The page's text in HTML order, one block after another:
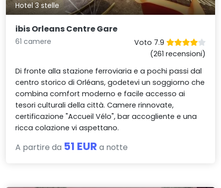
Hotel 3 stelle
ibis Orleans Centre Gare
61 camere
Voto 7.9
(261 recensioni)
Di fronte alla stazione ferroviaria e a pochi passi dal
centro storico di Orléans, godetevi un soggiorno che
combina comfort moderno e facile accesso ai
tesori culturali della città. Camere rinnovate,
certificazione "Accueil Vélo", bar accogliente e una
ricca colazione vi aspettano.
A partire da 51 EUR a notte